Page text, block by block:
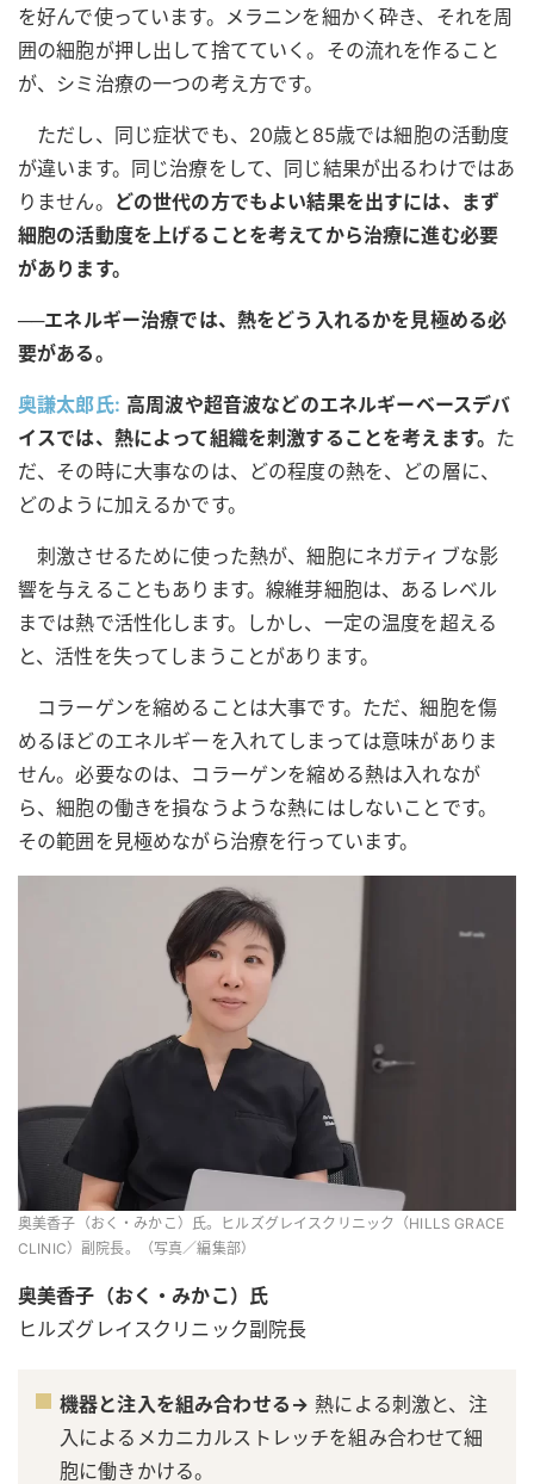
を好んで使っています。メラニンを細かく砕き、それを周
囲の細胞が押し出して捨てていく。その流れを作ること
が、シミ治療の一つの考え方です。
ただし、同じ症状でも、20歳と85歳では細胞の活動度
が違います。同じ治療をして、同じ結果が出るわけではあ
りません。 どの世代の方でもよい結果を出すには、まず
細胞の活動度を上げることを考えてから治療に進む必要
があります。
──エネルギー治療では、熱をどう入れるかを見極める必
要がある。
奥謙太郎氏: 高周波や超音波などのエネルギーベースデバ
イスでは、熱によって組織を刺激することを考えます。 た
だ、その時に大事なのは、どの程度の熱を、どの層に、
どのように加えるかです。
刺激させるために使った熱が、細胞にネガティブな影
響を与えることもあります。線維芽細胞は、あるレベル
までは熱で活性化します。しかし、一定の温度を超える
と、活性を失ってしまうことがあります。
コラーゲンを縮めることは大事です。ただ、細胞を傷
めるほどのエネルギーを入れてしまっては意味がありま
せん。必要なのは、コラーゲンを縮める熱は入れなが
ら、細胞の働きを損なうような熱にはしないことです。
その範囲を見極めながら治療を行っています。
奥美香子（おく・みかこ）氏。ヒルズグレイスクリニック（HILLS GRACE
CLINIC）副院長。（写真／編集部）
奥美香子（おく・みかこ）氏
ヒルズグレイスクリニック副院長
機器と注入を組み合わせる→ 熱による刺激と、注
入によるメカニカルストレッチを組み合わせて細
胞に働きかける。